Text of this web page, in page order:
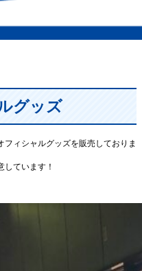
グッズ
ィシャルグッズを販売しておりま
ています！